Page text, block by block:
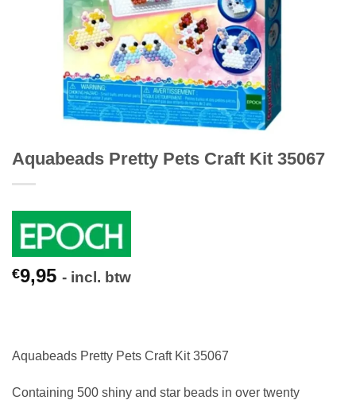
Aquabeads Pretty Pets Craft Kit 35067
€9,95 - incl. btw
Aquabeads Pretty Pets Craft Kit 35067
Containing 500 shiny and star beads in over twenty